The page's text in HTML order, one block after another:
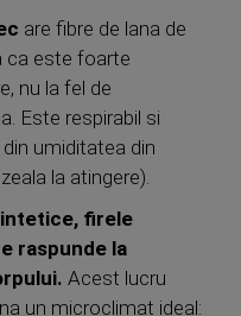
are fibre de lana de
ca este foarte
nu la fel de
Este respirabil si
umiditatea din
la atingere).
firele
raspunde la
Acest lucru
un microclimat ideal: